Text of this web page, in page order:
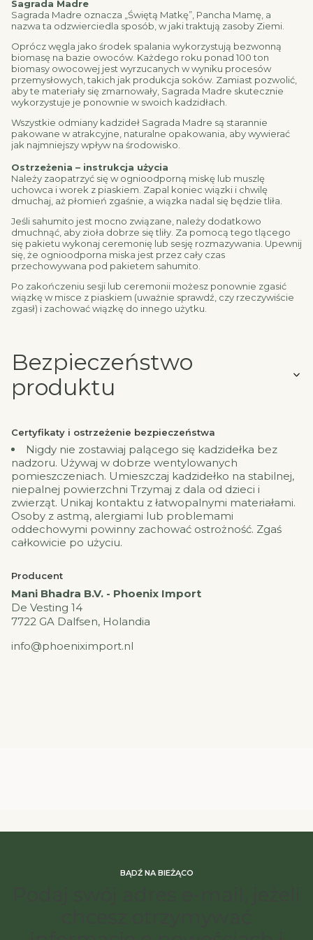
Sagrada Madre
Sagrada Madre oznacza „Świętą Matkę”, Pancha Mamę, a
nazwa ta odzwierciedla sposób, w jaki traktują zasoby Ziemi.
Oprócz węgla jako środek spalania wykorzystują bezwonną
biomasę na bazie owoców. Każdego roku ponad 100 ton
biomasy owocowej jest wyrzucanych w wyniku procesów
przemysłowych, takich jak produkcja soków. Zamiast pozwolić,
aby te materiały się zmarnowały, Sagrada Madre skutecznie
wykorzystuje je ponownie w swoich kadzidłach.
Wszystkie odmiany kadzideł Sagrada Madre są starannie
pakowane w atrakcyjne, naturalne opakowania, aby wywierać
jak najmniejszy wpływ na środowisko.
Ostrzeżenia – instrukcja użycia
Należy zaopatrzyć się w ognioodporną miskę lub muszlę
uchowca i worek z piaskiem. Zapal koniec wiązki i chwilę
dmuchaj, aż płomień zgaśnie, a wiązka nadal się będzie tliła.
Jeśli sahumito jest mocno związane, należy dodatkowo
dmuchnąć, aby zioła dobrze się tliły. Za pomocą tego tlącego
się pakietu wykonaj ceremonię lub sesję rozmazywania. Upewnij
się, że ognioodporna miska jest przez cały czas
przechowywana pod pakietem sahumito.
Po zakończeniu sesji lub ceremonii możesz ponownie zgasić
wiązkę w misce z piaskiem (uważnie sprawdź, czy rzeczywiście
zgasł) i zachować wiązkę do innego użytku.
Bezpieczeństwo
produktu
Certyfikaty i ostrzeżenie bezpieczeństwa
Nigdy nie zostawiaj palącego się kadzidełka bez
nadzoru. Używaj w dobrze wentylowanych
pomieszczeniach. Umieszczaj kadzidełko na stabilnej,
niepalnej powierzchni Trzymaj z dala od dzieci i
zwierząt. Unikaj kontaktu z łatwopalnymi materiałami.
Osoby z astmą, alergiami lub problemami
oddechowymi powinny zachować ostrożność. Zgaś
całkowicie po użyciu.
Producent
Mani Bhadra B.V. - Phoenix Import
De Vesting 14
7722 GA Dalfsen, Holandia
info@phoeniximport.nl
BĄDŹ NA BIEŻĄCO